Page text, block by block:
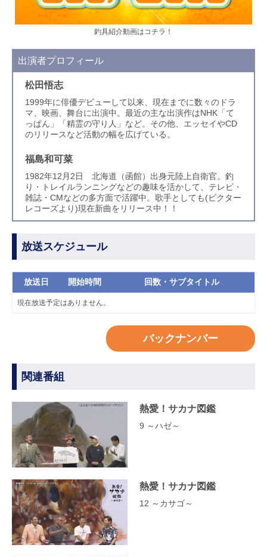
釣具紹介動画はコチラ！
出演者プロフィール
松田悟志
1999年に俳優デビューして以来、現在までに数々のドラ
マ、映画、舞台に出演中。最近の主な出演作はNHK「て
っぱん」「精霊の守り人」など。その他、エッセイやCD
のリリースなど活動の幅を広げている。
福島和可菜
1982年12月2日 北海道（函館）出身元陸上自衛官。釣
り・トレイルランニングなどの趣味を活かして、テレビ・
雑誌・CMなどの多方面で活躍中。歌手としても(ビクター
レコーズより)現在新曲をリリース中！！
放送スケジュール
放送日 開始時間 回数・サブタイトル
現在放送予定はありません。
バックナンバー
関連番組
熱愛！サカナ図鑑
9 ～ハゼ～
熱愛！サカナ図鑑
12 ～カサゴ～